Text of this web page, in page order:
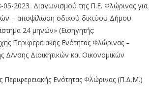
05-2023 Διαγωνισμού της Π.Ε. Φλώρινας για
– αποψίλωση οδικού δικτύου Δήμου
24 μηνών» (Εισηγητής:
Περιφερειακής Ενότητας Φλώρινας –
Δ/νσης Διοικητικών και Οικονομικών
Περιφερειακής Ενότητας Φλώρινας (Π.Δ.Μ.)